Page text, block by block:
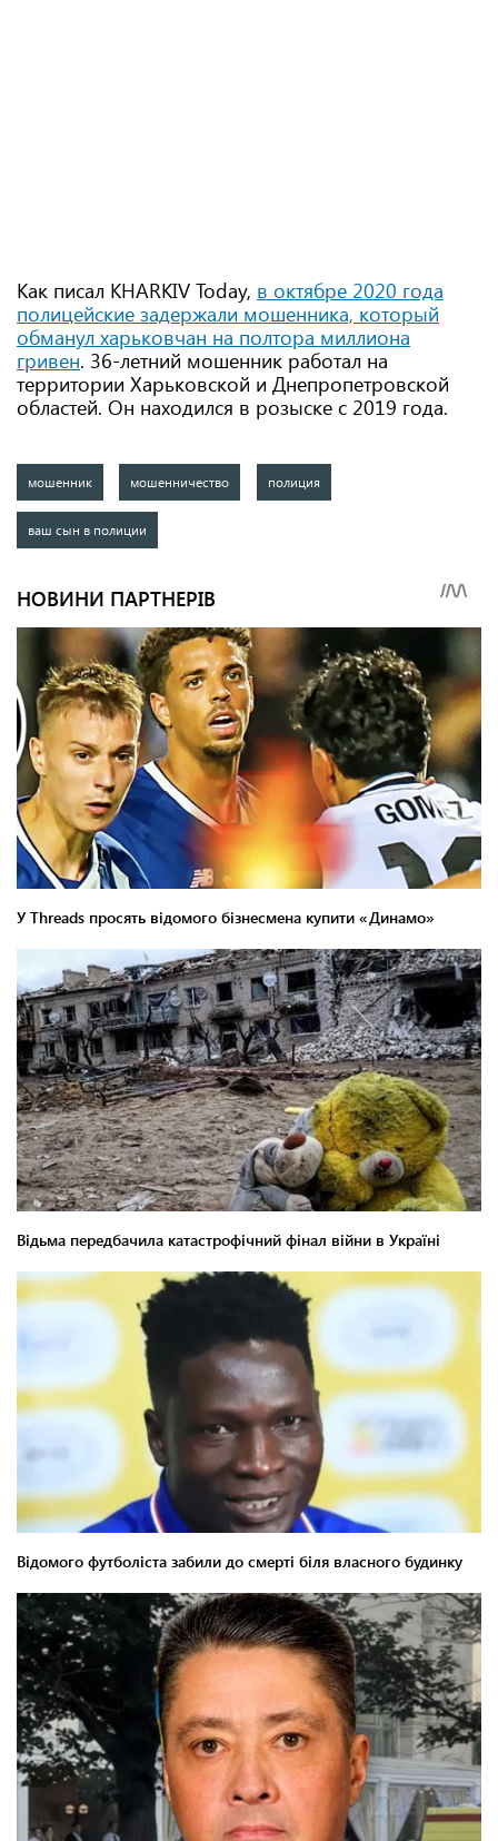
Как писал KHARKIV Today, в октябре 2020 года
полицейские задержали мошенника, который
обманул харьковчан на полтора миллиона
гривен. 36-летний мошенник работал на
территории Харьковской и Днепропетровской
областей. Он находился в розыске с 2019 года.
мошенник мошенничество полиция
ваш сын в полиции